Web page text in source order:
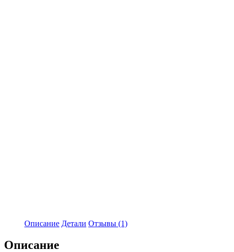
Описание Детали Отзывы (1)
Описание